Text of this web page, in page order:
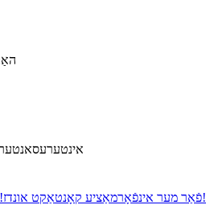
האַרטע
פֿאַר מער אינפֿאָרמאַציע קאָנטאַקט אונדז!אויספאָרשן איצט!